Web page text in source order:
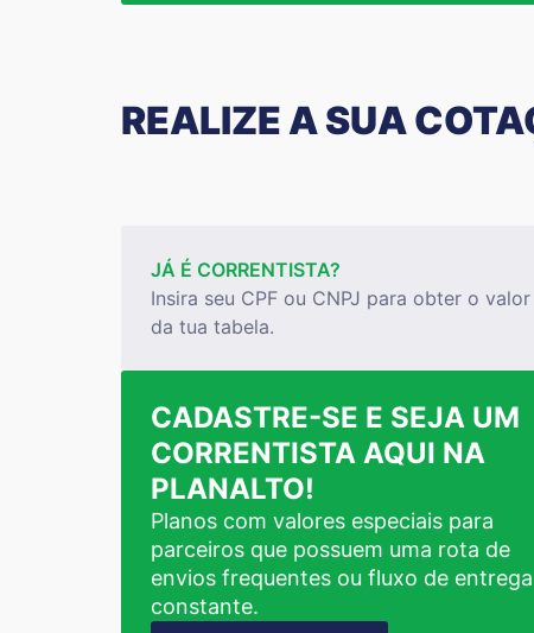
REALIZE A SUA
JÁ É CORRENTISTA?
Insira seu CPF ou CNPJ para obter o valor
da tua tabela.
CADASTRE-SE E SEJA UM
CORRENTISTA AQUI NA
PLANALTO!
Planos com valores especiais para
parceiros que possuem uma rota de
envios frequentes ou fluxo de entrega
constante.